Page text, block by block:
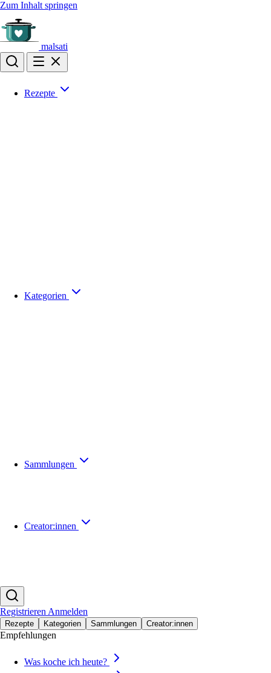
Zum Inhalt springen
malsati
Rezepte
Kategorien
Sammlungen
Creator:innen
Registrieren Anmelden
Rezepte Kategorien Sammlungen Creator:innen
Empfehlungen
Was koche ich heute?